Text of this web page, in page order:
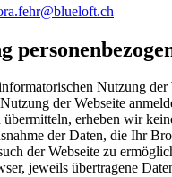
Nutzung der
der Webseite
erheben wir
der Daten, die Ihr
der Webseite zu
jeweils übertragene